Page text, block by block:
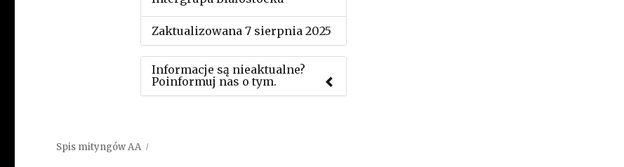
Zaktualizowana 7 sierpnia 2025
Informacje są nieaktualne?
Poinformuj nas o tym.
Spis mityngów AA